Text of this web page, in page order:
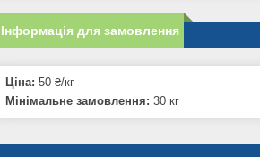
Інформація для замовлення
Ціна: 50 ₴/кг
Мінімальне замовлення: 30 кг